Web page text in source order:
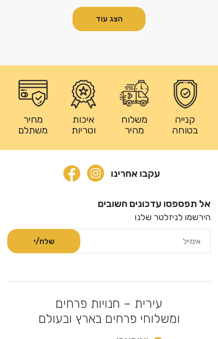
הצג עוד
קנייה
בטוחה
משלוח
מהיר
איכות
וטריות
מחיר
משתלם
עקבו אחרינו
אל תפספסו עדכונים חשובים
הירשמו לניזלטר שלנו
עירית – חנויות פרחים
ומשלוחי פרחים בארץ ובעולם